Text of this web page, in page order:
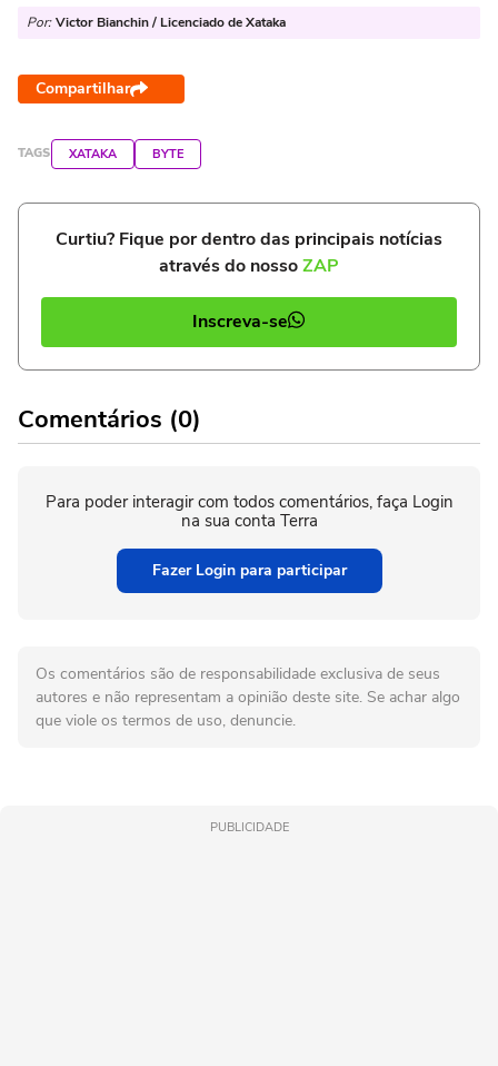
Por: Victor Bianchin / Licenciado de Xataka
Compartilhar
TAGS XATAKA BYTE
Curtiu? Fique por dentro das principais notícias
através do nossoZAP
Inscreva-se
Comentários (0)
Para poder interagir com todos comentários, faça Login
na sua conta Terra
Fazer Login para participar
Os comentários são de responsabilidade exclusiva de seus
autores e não representam a opinião deste site. Se achar algo
que viole os termos de uso, denuncie.
PUBLICIDADE